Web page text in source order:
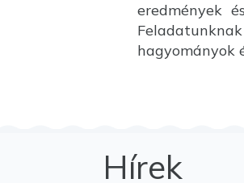
eredmények
hagyományok
Hírek